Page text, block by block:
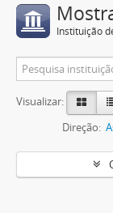
Instituição
Visualizar:
Direção: